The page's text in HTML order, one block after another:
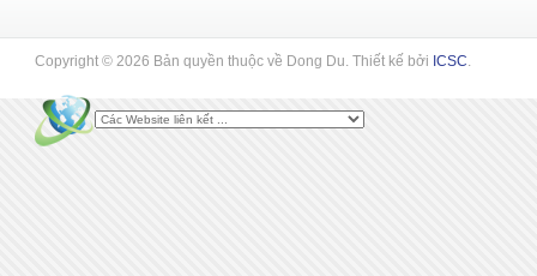
Copyright © 2026 Bản quyền thuộc về Dong Du. Thiết kế bởi ICSC.